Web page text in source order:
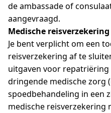
de ambassade of
aangevraagd.
Medische reisverzekering
Je bent verplicht om een
reisverzekering af te
uitgaven voor
dringende medische zorg
spoedbehandeling in een
medische reisverzekering